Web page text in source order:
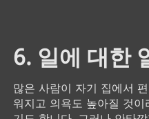
6. 일에 대한
많은 사람이 자기 집에서
워지고 의욕도 높아질 것